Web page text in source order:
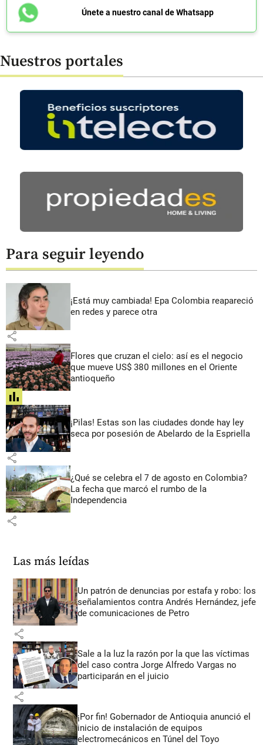
Únete a nuestro canal de Whatsapp
Nuestros portales
Para seguir leyendo
¡Está muy cambiada! Epa Colombia reapareció
en redes y parece otra
share
Flores que cruzan el cielo: así es el negocio
que mueve US$ 380 millones en el Oriente
antioqueño
share
¡Pilas! Estas son las ciudades donde hay ley
seca por posesión de Abelardo de la Espriella
share
¿Qué se celebra el 7 de agosto en Colombia?
La fecha que marcó el rumbo de la
Independencia
share
Las más leídas
Un patrón de denuncias por estafa y robo: los
señalamientos contra Andrés Hernández, jefe
de comunicaciones de Petro
share
Sale a la luz la razón por la que las víctimas
del caso contra Jorge Alfredo Vargas no
participarán en el juicio
share
¡Por fin! Gobernador de Antioquia anunció el
inicio de instalación de equipos
electromecánicos en Túnel del Toyo